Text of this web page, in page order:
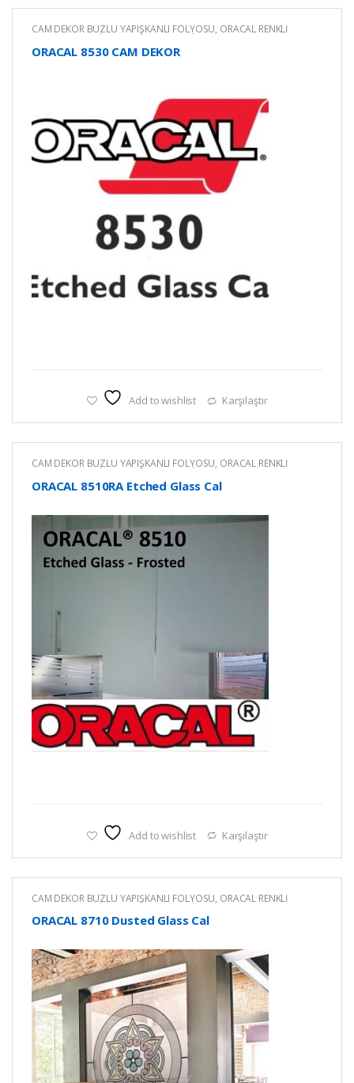
CAM DEKOR BUZLU YAPIŞKANLI FOLYOSU, ORACAL RENKLİ
YAPIŞKANLI KESİM FOLYOLARI RENKLİ YAPIŞKANLI FOLYO
ORACAL 8530 CAM DEKOR
Add to wishlist Karşılaştır
CAM DEKOR BUZLU YAPIŞKANLI FOLYOSU, ORACAL RENKLİ
YAPIŞKANLI KESİM FOLYOLARI RENKLİ YAPIŞKANLI FOLYO
ORACAL 8510RA Etched Glass Cal
Add to wishlist Karşılaştır
CAM DEKOR BUZLU YAPIŞKANLI FOLYOSU, ORACAL RENKLİ
YAPIŞKANLI KESİM FOLYOLARI RENKLİ YAPIŞKANLI FOLYO
ORACAL 8710 Dusted Glass Cal